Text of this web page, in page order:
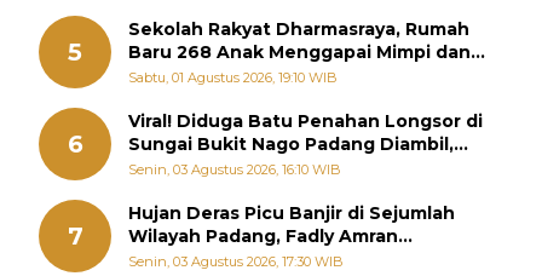
5
Sekolah Rakyat Dharmasraya, Rumah
Baru 268 Anak Menggapai Mimpi dan
Memutus Rantai Kemiskinan
Sabtu, 01 Agustus 2026, 19:10 WIB
6
Viral! Diduga Batu Penahan Longsor di
Sungai Bukit Nago Padang Diambil,
Warga Khawatir Bencana Terulang
Senin, 03 Agustus 2026, 16:10 WIB
7
Hujan Deras Picu Banjir di Sejumlah
Wilayah Padang, Fadly Amran
Perintahkan OPD Siaga
Senin, 03 Agustus 2026, 17:30 WIB